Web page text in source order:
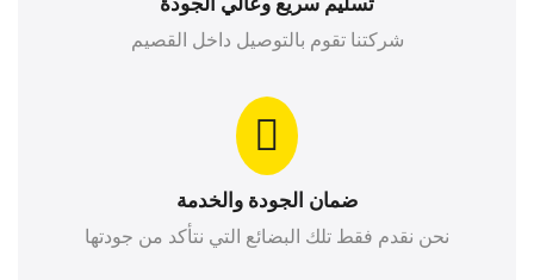
شركتنا تقوم بالتوصيل داخل القصيم
ضمان الجودة والخدمة
نحن نقدم فقط تلك البضائع التي نتأكد من جودتها